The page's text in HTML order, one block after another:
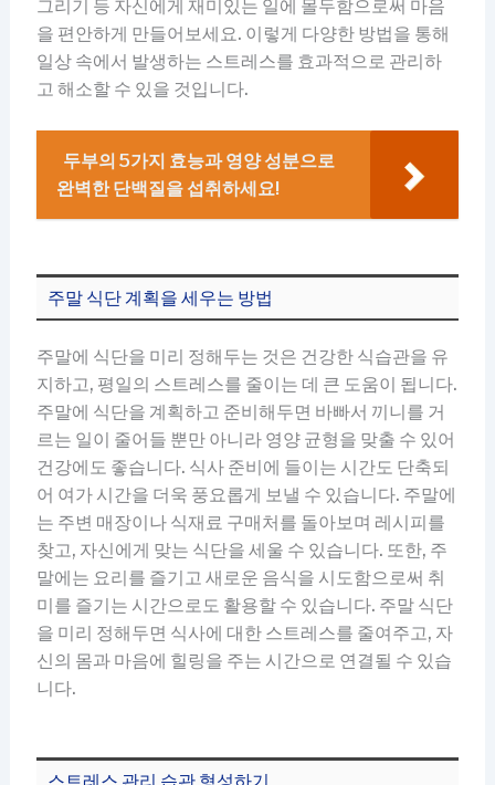
그리기 등 자신에게 재미있는 일에 몰두함으로써 마음
을 편안하게 만들어보세요. 이렇게 다양한 방법을 통해
일상 속에서 발생하는 스트레스를 효과적으로 관리하
고 해소할 수 있을 것입니다.
두부의 5가지 효능과 영양 성분으로
완벽한 단백질을 섭취하세요!
주말 식단 계획을 세우는 방법
주말에 식단을 미리 정해두는 것은 건강한 식습관을 유
지하고, 평일의 스트레스를 줄이는 데 큰 도움이 됩니다.
주말에 식단을 계획하고 준비해두면 바빠서 끼니를 거
르는 일이 줄어들 뿐만 아니라 영양 균형을 맞출 수 있어
건강에도 좋습니다. 식사 준비에 들이는 시간도 단축되
어 여가 시간을 더욱 풍요롭게 보낼 수 있습니다. 주말에
는 주변 매장이나 식재료 구매처를 돌아보며 레시피를
찾고, 자신에게 맞는 식단을 세울 수 있습니다. 또한, 주
말에는 요리를 즐기고 새로운 음식을 시도함으로써 취
미를 즐기는 시간으로도 활용할 수 있습니다. 주말 식단
을 미리 정해두면 식사에 대한 스트레스를 줄여주고, 자
신의 몸과 마음에 힐링을 주는 시간으로 연결될 수 있습
니다.
스트레스 관리 습관 형성하기